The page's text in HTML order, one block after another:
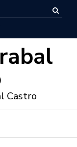
Castro